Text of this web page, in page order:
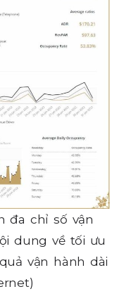
đa chỉ số vận
dung về tối ưu
vận hành dài